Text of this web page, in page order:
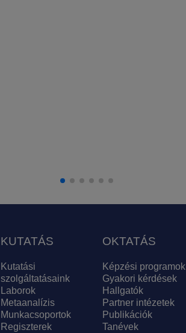
KUTATÁS
Kutatási
szolgáltatásaink
Laborok
Metaanalízis
Munkacsoportok
Regiszterek
OKTATÁS
Képzési programok
Gyakori kérdések
Hallgatók
Partner intézetek
Publikációk
Tanévek